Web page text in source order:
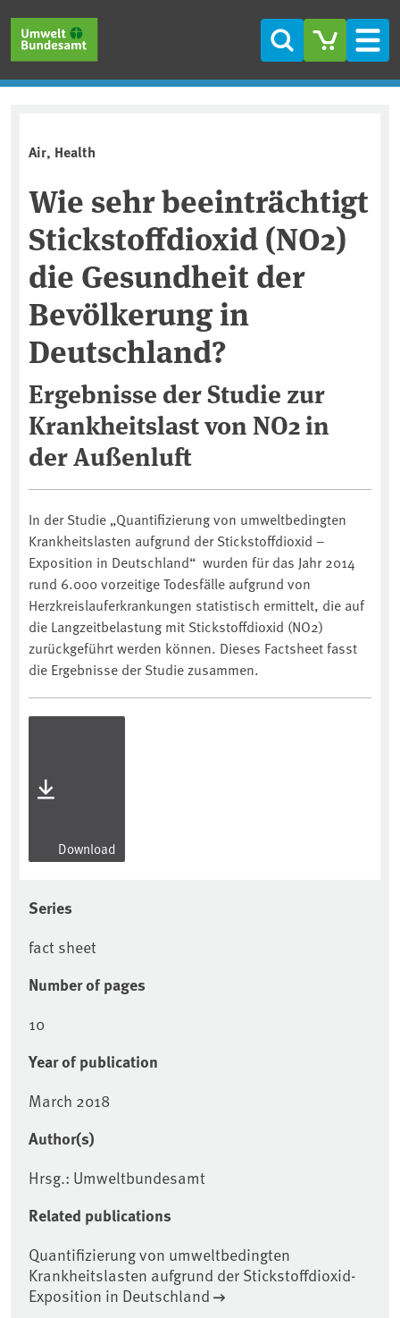
Search
Air, Health
Wie sehr beeinträchtigt
Stickstoffdioxid (NO2)
die Gesundheit der
Bevölkerung in
Deutschland?
Ergebnisse der Studie zur
Krankheitslast von NO2 in
der Außenluft
In der Studie „Quantifizierung von umweltbedingten
Krankheitslasten aufgrund der Stickstoffdioxid –
Exposition in Deutschland“ wurden für das Jahr 2014
rund 6.000 vorzeitige Todesfälle aufgrund von
Herzkreislauferkrankungen statistisch ermittelt, die auf
die Langzeitbelastung mit Stickstoffdioxid (NO2)
zurückgeführt werden können. Dieses Factsheet fasst
die Ergebnisse der Studie zusammen.
Download
Series
fact sheet
Number of pages
10
Year of publication
March 2018
Author(s)
Hrsg.: Umweltbundesamt
Related publications
Quantifizierung von umweltbedingten
Krankheitslasten aufgrund der Stickstoffdioxid-
Exposition in Deutschland